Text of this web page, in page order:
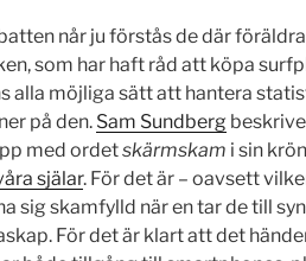
når ju förstås de där
som har haft råd att köpa
alla möjliga sätt att hantera
på den. Sam Sundberg
med ordetskärmskam i sin
själar. För det är – oavsett
sig skamfylld när en tar de till
För det är klart att det